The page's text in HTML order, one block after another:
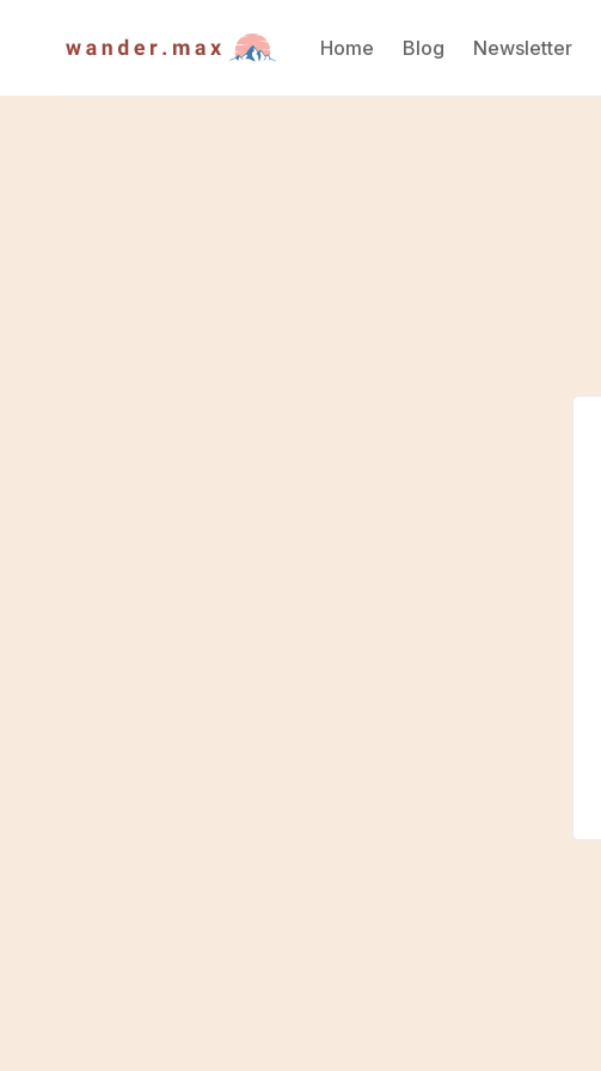
Home Blog Newsletter